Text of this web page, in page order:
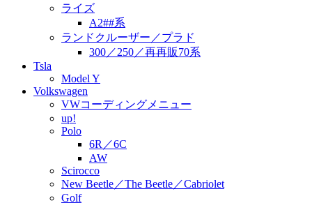
ライズ
A2##系
ランドクルーザー／プラド
300／250／再再販70系
Tsla
Model Y
Volkswagen
VWコーディングメニュー
up!
Polo
6R／6C
AW
Scirocco
New Beetle／The Beetle／Cabriolet
Golf